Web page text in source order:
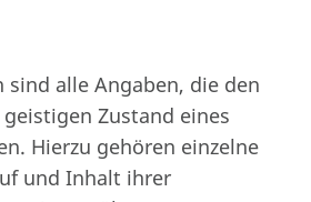
sind alle Angaben, die den
Zustand eines
Hierzu gehören einzelne
und Inhalt ihrer